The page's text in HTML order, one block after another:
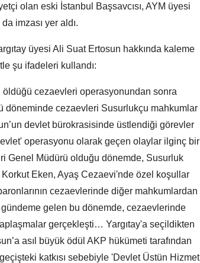
olan eski İstanbul Başsavcısı, AYM üyesi
da imzası yer aldı.
üyesi Ali Suat Ertosun hakkında kaleme
şu ifadeleri kullandı:
öldüğü cezaevleri operasyonundan sonra
döneminde cezaevleri Susurlukçu mahkumlar
devlet bürokrasisinde üstlendiği görevler
operasyonu olarak geçen olaylar ilginç bir
Genel Müdürü olduğu dönemde, Susurluk
Eken, Ayaş Cezaevi'nde özel koşullar
cezaevlerinde diğer mahkumlardan
gelen bu dönemde, cezaevlerinde
gerçekleşti… Yargıtay'a seçildikten
asıl büyük ödül AKP hükümeti tarafından
katkısı sebebiyle 'Devlet Üstün Hizmet